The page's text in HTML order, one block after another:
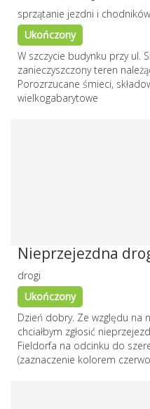
sprzątanie jezdni i chodników
Ukończony
W szczycie budynku przy ul.
zanieczyszczony teren
Porozrzucane śmieci,
wielkogabarytowe
Nieprzejezdna
drogi
Ukończony
Dzień dobry. Ze względu na
chciałbym zgłosić
Fieldorfa na odcinku do
(zaznaczenie kolorem